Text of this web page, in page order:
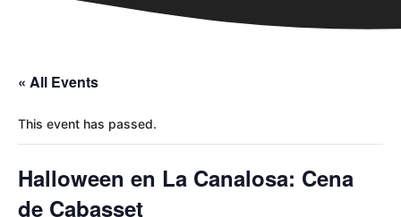
« All Events
This event has passed.
Halloween en La Canalosa: Cena
de Cabasset